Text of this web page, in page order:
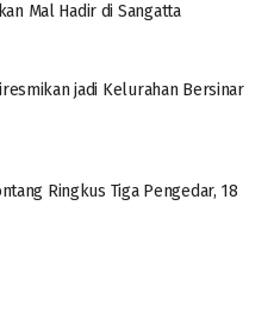
Mal Hadir di Sangatta
jadi Kelurahan Bersinar
Ringkus Tiga Pengedar, 18